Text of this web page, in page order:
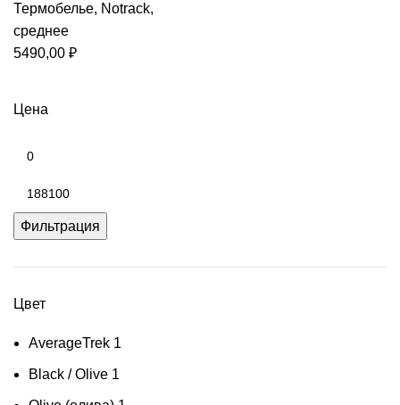
Цена
Фильтрация
Цвет
AverageTrek 1
Black / Olive 1
Термобелье, Notrack,
среднее
5490,00 ₽